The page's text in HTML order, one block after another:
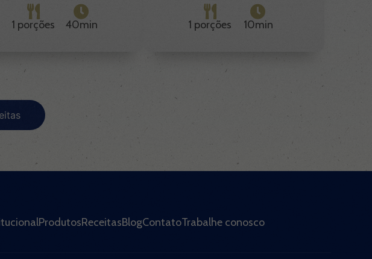
1 porções 40min 1 porções 10min
ProdutosReceitasBlogContatoTrabalhe conosco